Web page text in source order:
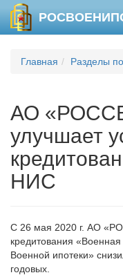
Главная Разделы
АО
улучшает
НИС
С 26 мая 2020 г. АО
кредитования
Военной ипотеки»
годовых.